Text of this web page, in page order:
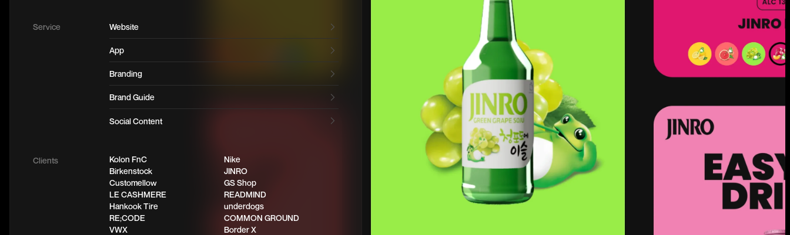
Service Website
App
Branding
Brand Guide
Social Content
Clients
Kolon FnC
Birkenstock
Customellow
LE CASHMERE
Hankook Tire
RE;CODE
VWX
Nike
JINRO
GS Shop
READMIND
underdogs
COMMON GROUND
Border X